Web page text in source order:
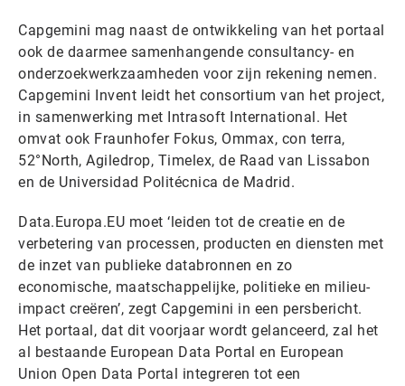
Capgemini mag naast de ontwikkeling van het portaal
ook de daarmee samenhangende consultancy- en
onderzoekwerkzaamheden voor zijn rekening nemen.
Capgemini Invent leidt het consortium van het project,
in samenwerking met Intrasoft International. Het
omvat ook Fraunhofer Fokus, Ommax, con terra,
52°North, Agiledrop, Timelex, de Raad van Lissabon
en de Universidad Politécnica de Madrid.
Data.Europa.EU moet ‘leiden tot de creatie en de
verbetering van processen, producten en diensten met
de inzet van publieke databronnen en zo
economische, maatschappelijke, politieke en milieu-
impact creëren’, zegt Capgemini in een persbericht.
Het portaal, dat dit voorjaar wordt gelanceerd, zal het
al bestaande European Data Portal en European
Union Open Data Portal integreren tot een